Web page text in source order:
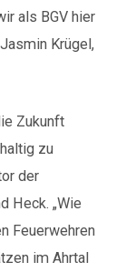
als BGV hier
Krügel,
Zukunft
zu
der
Heck. „Wie
Feuerwehren
im Ahrtal